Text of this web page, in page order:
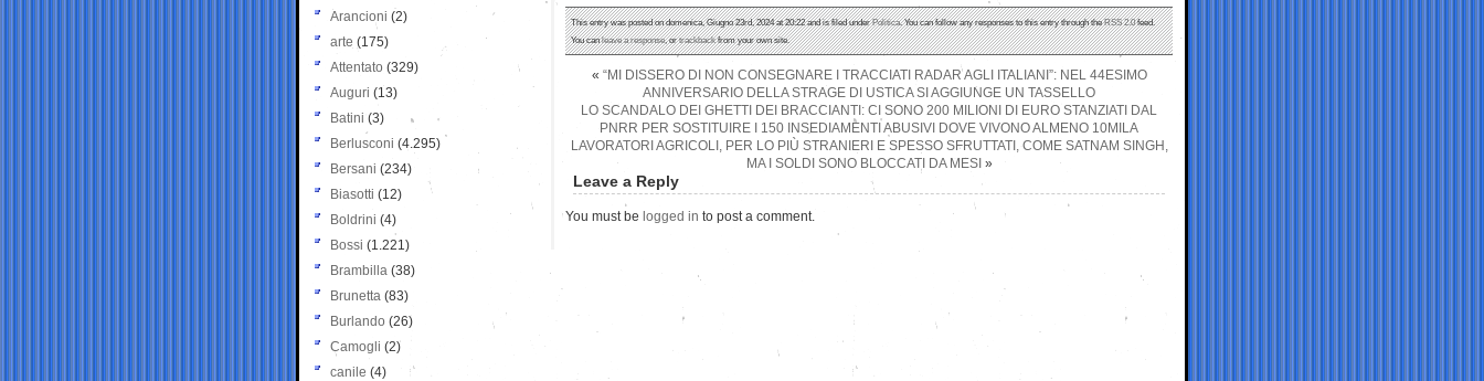
This entry was posted on domenica, Giugno 23rd, 2024 at 20:22 and is filed underPolitica. You can follow any responses to this entry through theRSS 2.0feed.
You canleave a response, ortrackbackfrom your own site.
« “MI DISSERO DI NON CONSEGNARE I TRACCIATI RADAR AGLI ITALIANI”: NEL 44ESIMO
ANNIVERSARIO DELLA STRAGE DI USTICA SI AGGIUNGE UN TASSELLO
LO SCANDALO DEI GHETTI DEI BRACCIANTI: CI SONO 200 MILIONI DI EURO STANZIATI DAL
PNRR PER SOSTITUIRE I 150 INSEDIAMENTI ABUSIVI DOVE VIVONO ALMENO 10MILA
LAVORATORI AGRICOLI, PER LO PIÙ STRANIERI E SPESSO SFRUTTATI, COME SATNAM SINGH,
MA I SOLDI SONO BLOCCATI DA MESI »
Leave a Reply
You must be logged in to post a comment.
Arancioni (2)
arte (175)
Attentato (329)
Auguri (13)
Batini (3)
Berlusconi (4.295)
Bersani (234)
Biasotti (12)
Boldrini (4)
Bossi (1.221)
Brambilla (38)
Brunetta (83)
Burlando (26)
Camogli (2)
canile (4)